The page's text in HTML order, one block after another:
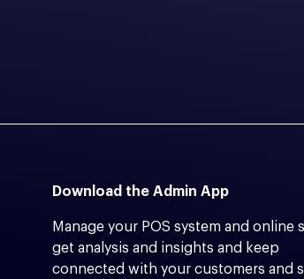
Download the Admin App
Manage your POS system and online
get analysis and insights and keep
connected with your customers and